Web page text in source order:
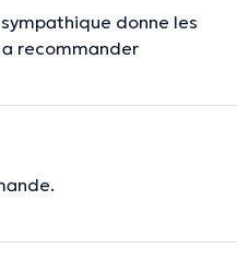
donne les
recommander